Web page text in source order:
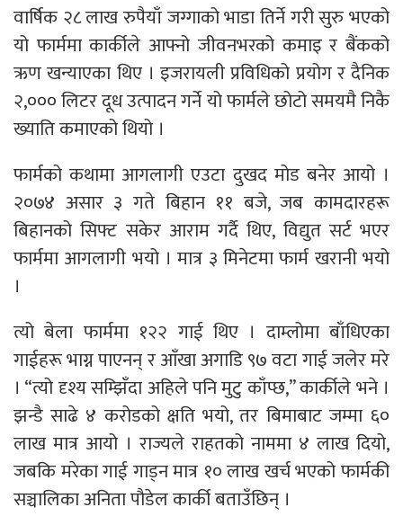
वार्षिक २८ लाख रुपैयाँ जग्गाको भाडा तिर्ने गरी सुरु भएको
यो फार्ममा कार्कीले आफ्नो जीवनभरको कमाइ र बैंकको
ऋण खन्याएका थिए । इजरायली प्रविधिको प्रयोग र दैनिक
२,००० लिटर दूध उत्पादन गर्ने यो फार्मले छोटो समयमै निकै
ख्याति कमाएको थियो ।
फार्मको कथामा आगलागी एउटा दुखद मोड बनेर आयो ।
२०७४ असार ३ गते बिहान ११ बजे, जब कामदारहरू
बिहानको सिफ्ट सकेर आराम गर्दै थिए, विद्युत सर्ट भएर
फार्ममा आगलागी भयो । मात्र ३ मिनेटमा फार्म खरानी भयो
।
त्यो बेला फार्ममा १२२ गाई थिए । दाम्लोमा बाँधिएका
गाईहरू भाग्न पाएनन् र आँखा अगाडि ९७ वटा गाई जलेर मरे
। “त्यो दृश्य सम्झिँदा अहिले पनि मुटु काँप्छ,” कार्कीले भने ।
झन्डै साढे ४ करोडको क्षति भयो, तर बिमाबाट जम्मा ६०
लाख मात्र आयो । राज्यले राहतको नाममा ४ लाख दियो,
जबकि मरेका गाई गाड्न मात्र १० लाख खर्च भएको फार्मकी
सञ्चालिका अनिता पौडेल कार्की बताउँछिन् ।